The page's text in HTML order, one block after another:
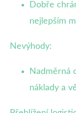
Dobře
nejlepším
Nevýhody:
Nadměrná
náklady a